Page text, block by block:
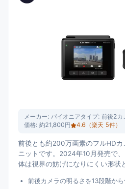
メーカー: パイオニアタイプ: 前後2カ
価格: 約21,800円 4.6 （楽天 5件）
前後とも約200万画素のフルHD
ニットです。2024年10月発売で
体は視界の妨げになりにくい形状
前後カメラの明るさを13段階か